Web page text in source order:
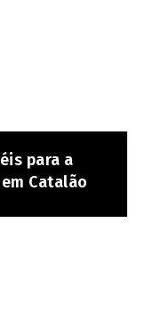
para a
Catalão